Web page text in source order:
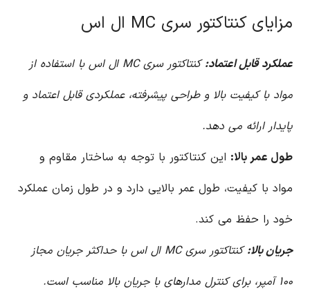
مزایای کنتاکتور سری MC ال اس
عملکرد قابل اعتماد:
کنتاکتور سری MC ال اس با استفاده از
مواد با کیفیت بالا و طراحی پیشرفته، عملکردی قابل اعتماد و
پایدار ارائه می دهد.
طول عمر بالا: این کنتاکتور با توجه به ساختار مقاوم و
مواد با کیفیت، طول عمر بالایی دارد و در طول زمان عملکرد
خود را حفظ می کند.
جریان بالا:
کنتاکتور سری MC ال اس با حداکثر جریان مجاز
۱۰۰ آمپر، برای کنترل مدارهای با جریان بالا مناسب است.